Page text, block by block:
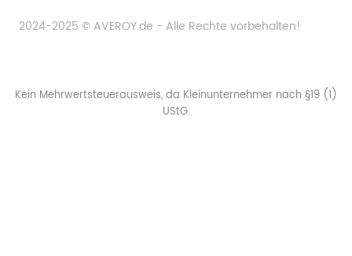
2024-2025 © AVEROY.de - Alle Rechte vorbehalten!
Kein Mehrwertsteuerausweis, da Kleinunternehmer nach §19 (1)
UStG.